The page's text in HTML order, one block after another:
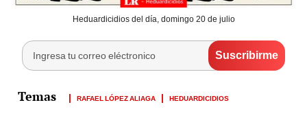
Heduardicidios del día, domingo 20 de julio
RAFAEL LÓPEZ ALIAGA HEDUARDICIDIOS